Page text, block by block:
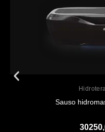
Sauso